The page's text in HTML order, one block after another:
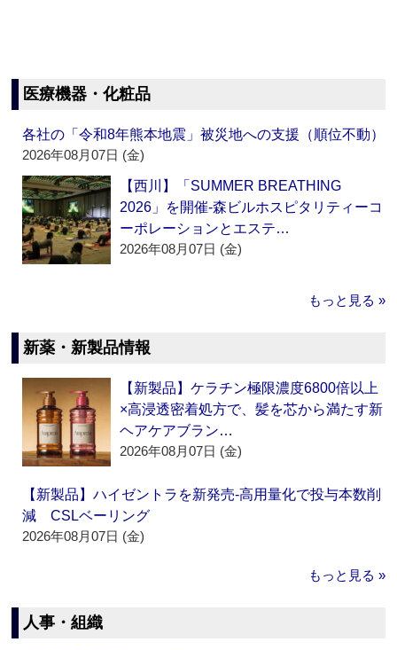
医療機器・化粧品
各社の「令和8年熊本地震」被災地への支援（順位不動）
2026年08月07日 (金)
【西川】「SUMMER BREATHING
2026」を開催‐森ビルホスピタリティーコ
ーポレーションとエステ…
2026年08月07日 (金)
もっと見る »
新薬・新製品情報
【新製品】ケラチン極限濃度6800倍以上
×高浸透密着処方で、髪を芯から満たす新
ヘアケアブラン…
2026年08月07日 (金)
【新製品】ハイゼントラを新発売‐高用量化で投与本数削
減 CSLベーリング
2026年08月07日 (金)
もっと見る »
人事・組織